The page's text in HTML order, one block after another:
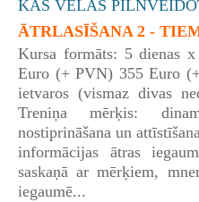
ĀTRLASĪŠANA 2 -
Kursa formāts: 5 dienas
Euro (+ PVN) 355 Euro
ietvaros (vismaz divas
Treniņa mērķis:
nostiprināšana un
informācijas ātras
saskaņā ar mērķiem,
iegaumē...